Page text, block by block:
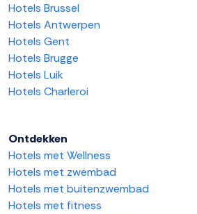
Hotels Brussel
Hotels Antwerpen
Hotels Gent
Hotels Brugge
Hotels Luik
Hotels Charleroi
Ontdekken
Hotels met Wellness
Hotels met zwembad
Hotels met buitenzwembad
Hotels met fitness